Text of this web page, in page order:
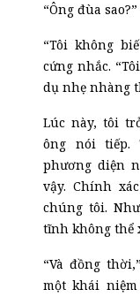
“Ông đùa
“Tôi không
cứng nhắc.
dụ nhẹ nhàng
Lúc này, tôi
ông nói tiếp.
phương diện
vậy. Chính
chúng tôi.
tĩnh không thể
“Và đồng
một khái